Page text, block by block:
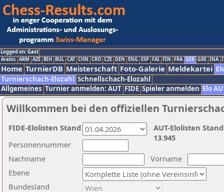
Logged on: Gast
Arabic ARM AZE BIH BUL CAT CHN CRO CZE DEN ENG ESP FAI FIN FRA GER GRE INA
Home TurnierDB Meisterschaft Foto-Galerie Meldekartei
Turnierschach-Elozahl Schnellschach-Elozahl
Allgemeines Turnier anmelden: AUT FIDE Spieler anmelden Elo
Willkommen bei den offiziellen
Nachname
Vorname
Ebene
Personennummer
Bundesland
AUT-Elolisten
13.945
FIDE-Elolisten Stand